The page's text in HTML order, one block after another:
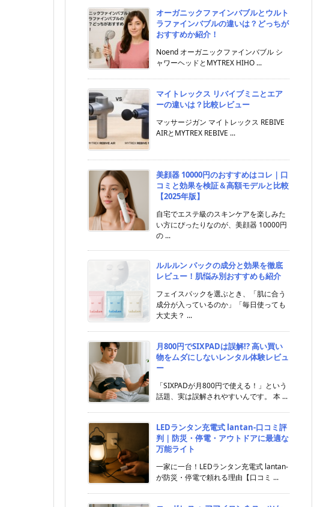
オーガニックファインバブルとウルト
ラファインバブルの違いは？どっちが
おすすめか紹介！
Noend オーガニックファインバブル シ
ャワーヘッドとMYTREX HIHO ...
マイトレックス リバイブミニとエア
ーの違いは？比較レビュー
マッサージガン マイトレックス REBIVE
AIRとMYTREX REBIVE ...
美顔器 10000円のおすすめはコレ｜口
コミと効果を検証＆高額モデルと比較
【2025年版】
自宅でエステ級のスキンケアを楽しみた
い方にぴったりなのが、美顔器 10000円
の ...
ルルルン パックの成分と効果を徹底
レビュー！肌悩み別おすすめも紹介
フェイスパックを選ぶとき、「肌に合う
成分が入っているのか」「毎日使っても
大丈夫？ ...
月800円でSIXPADは誤解!? 高い買い
物をムダにしないレンタル体験レビュ
ー
「SIXPADが月800円で使える！」という
話題、実は誤解されやすいんです。 本 ...
LEDランタン充電式 lantan-口コミ評
判｜防災・停電・アウトドアに最適な
万能ライト
一家に一台！LEDランタン充電式 lantan-
が防災・停電で頼れる理由【口コミ ...